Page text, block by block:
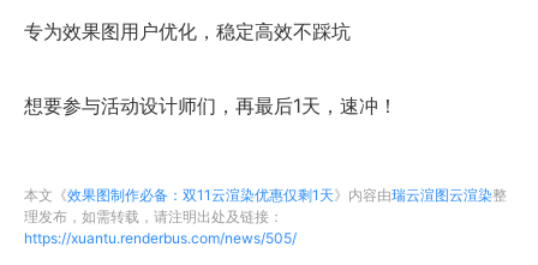
专为效果图用户优化，稳定高效不踩坑
想要参与活动设计师们，再最后1天，速冲！
本文《效果图制作必备：双11云渲染优惠仅剩1天》内容由瑞云渲图云渲染整
理发布，如需转载，请注明出处及链接：
https://xuantu.renderbus.com/news/505/